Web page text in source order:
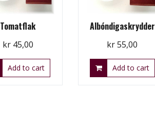
Tomatflak
kr45,00
Add to cart
Albóndigaskrydder
kr55,00
Add to cart